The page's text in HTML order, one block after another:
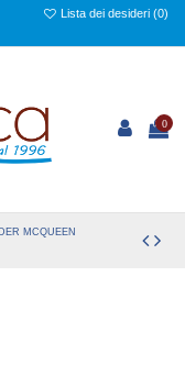
Lista dei desideri (0)
0
MCQUEEN